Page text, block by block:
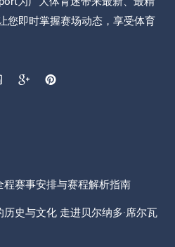
您即时掌握赛场动态，享受体育
赛事安排与赛程解析指南
史与文化 走进贝尔纳多·席尔瓦